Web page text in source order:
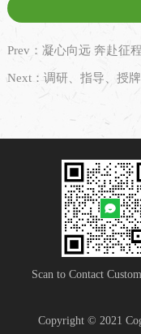
Prev：凝心向远 奔赴征
Scan to Contact
Copyright © 2021